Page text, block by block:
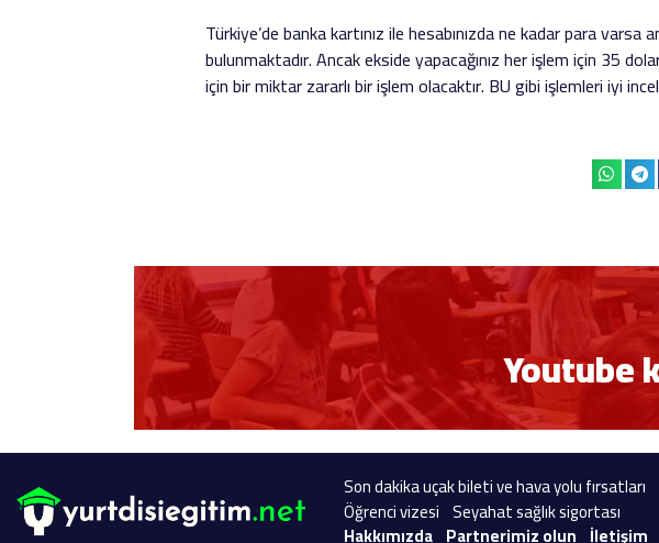
Türkiye’de banka kartınız ile hesabınızda ne kadar para
bulunmaktadır. Ancak ekside yapacağınız her işlem için 35
için bir miktar zararlı bir işlem olacaktır. BU gibi işlemleri iyi
Youtube
Son dakika uçak bileti ve hava yolu fırsatları
Öğrenci vizesi Seyahat sağlık sigortası
Hakkımızda Partnerimiz olun İletişim